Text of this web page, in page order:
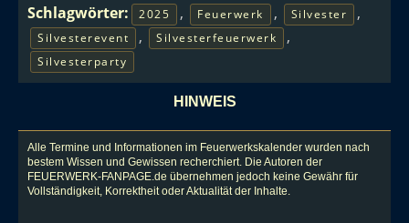
Schlagwörter: 2025 , Feuerwerk , Silvester ,
Silvesterevent , Silvesterfeuerwerk ,
Silvesterparty
HINWEIS
Alle Termine und Informationen im Feuerwerkskalender wurden nach
bestem Wissen und Gewissen recherchiert. Die Autoren der
FEUERWERK-FANPAGE.de übernehmen jedoch keine Gewähr für
Vollständigkeit, Korrektheit oder Aktualität der Inhalte.